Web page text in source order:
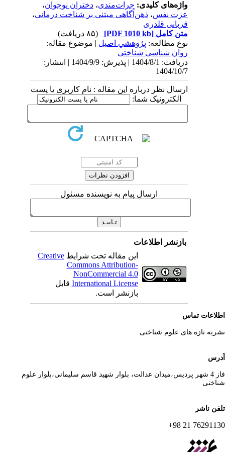
واژه‌های کلیدی:جرات‌مندی،دختران نوجوان ،
عزت ‌نفس،ذهن‌آگاهی مبتنی بر شناخت‌ درمانی،
قربانی قلدری
متن کامل[PDF 1010 kb]
نوع مطالعه:پژوهشي اصیل| موضوع مقاله:
روان شناسی شناختی
دریافت: 1404/8/1 | پذیرش: 1404/9/9 | انتشار:
1404/10/7
ارسال نظر درباره این مقاله : نام کاربری یا پست
الکترونیک شما:
ارسال پیام به نویسنده مسئول
بازنشر اطلاعات
این مقاله تحت شرایطCreative
Commons Attribution-
NonCommercial 4.0
International Licenseقابل
بازنشر است.
تماس
تازه های علوم شناختی
فاز 4 شهر پردیس،میدان عدالت، بلوار شهید قاسم سلیمانی،بلوار علوم
ناشر
76291130 21